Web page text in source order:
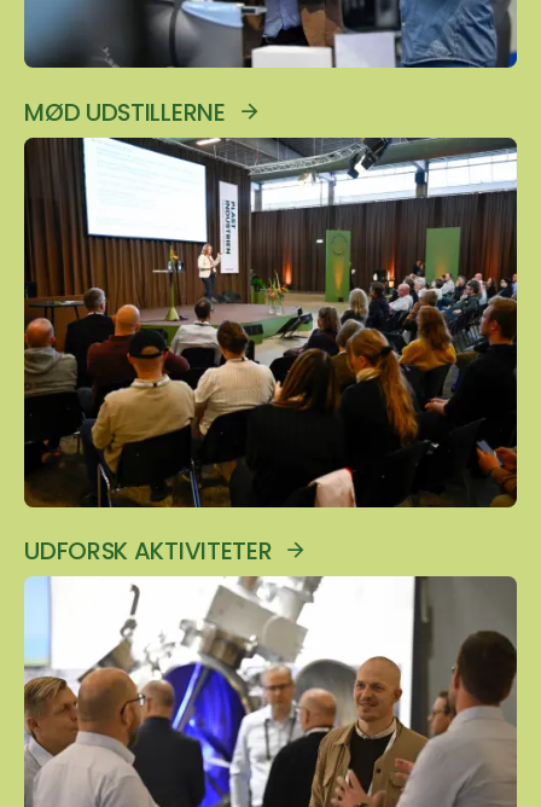
MØD UDSTILLERNE
UDFORSK AKTIVITETER